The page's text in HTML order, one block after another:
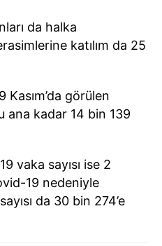
da halka
katılım da 25
görülen
ana kadar 14 bin 139
vaka sayısı ise 2
19 nedeniyle
da 30 bin 274’e